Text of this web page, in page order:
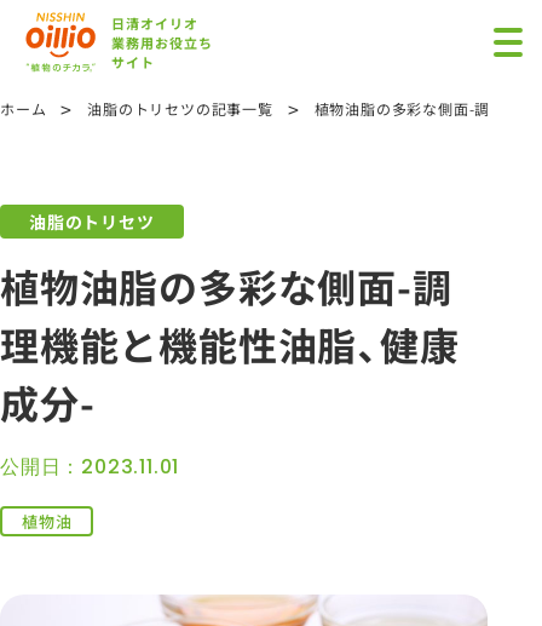
日清オイリオ
業務用お役立ち
サイト
ホーム > 油脂のトリセツの記事一覧 > 植物油脂の多彩な側面-調理機能
油脂のトリセツ
植物油脂の多彩な側面-調
理機能と機能性油脂、健康
成分-
公開日：2023.11.01
植物油